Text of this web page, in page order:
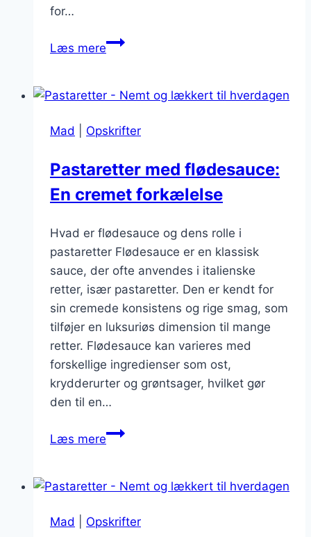
for…
Læs merePastaretter
sundt
velsmagende
Mad Opskrifter
Pastaretter med flødesauce:
En cremet forkælelse
Hvad er flødesauce og dens rolle i
pastaretter Flødesauce er en klassisk
sauce, der ofte anvendes i italienske
retter, især pastaretter. Den er kendt for
sin cremede konsistens og rige smag, som
tilføjer en luksuriøs dimension til mange
retter. Flødesauce kan varieres med
forskellige ingredienser som ost,
krydderurter og grøntsager, hvilket gør
den til en…
Læs merePastaretter
En
forkælelse
Mad Opskrifter